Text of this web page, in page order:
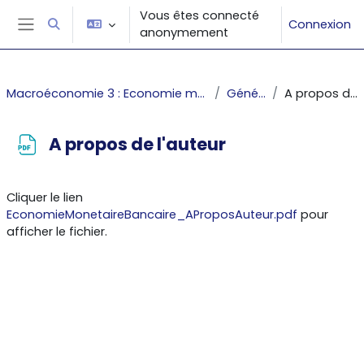
Passer au contenu principal
Panneau latéral
Activer/désactiver la saisie de recherche
Vous êtes connecté
anonymement
Connexion
Macroéconomie 3 : Economie monétaire et bancaire Généralités A propos de l'auteur
A propos de l'auteur
Cliquer le lien
EconomieMonetaireBancaire_AProposAuteur.pdf pour
afficher le fichier.